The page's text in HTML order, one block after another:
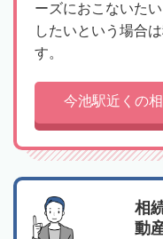
ーズにおこないた
したいという場合
す。
今池駅近くの
相
動